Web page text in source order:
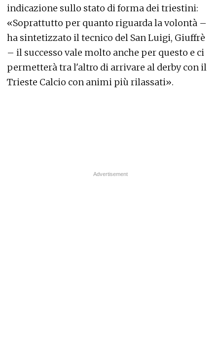
indicazione sullo stato di forma dei triestini:
«Soprattutto per quanto riguarda la volontà –
ha sintetizzato il tecnico del San Luigi, Giuffrè
– il successo vale molto anche per questo e ci
permetterà tra l'altro di arrivare al derby con il
Trieste Calcio con animi più rilassati».